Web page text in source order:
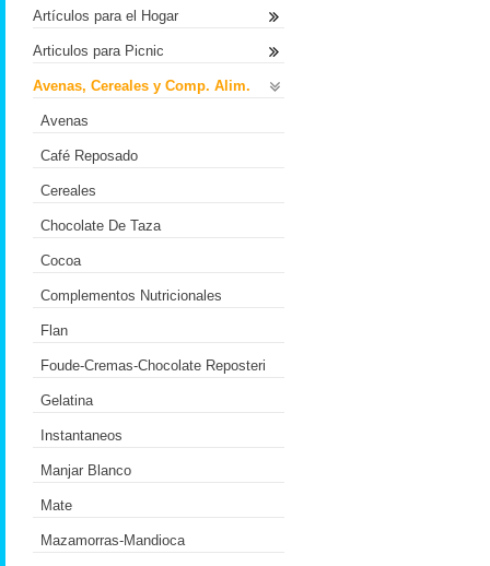
Artículos para el Hogar
Articulos para Picnic
Avenas, Cereales y Comp. Alim.
Avenas
Café Reposado
Cereales
Chocolate De Taza
Cocoa
Complementos Nutricionales
Flan
Foude-Cremas-Chocolate Reposteri
Gelatina
Instantaneos
Manjar Blanco
Mate
Mazamorras-Mandioca